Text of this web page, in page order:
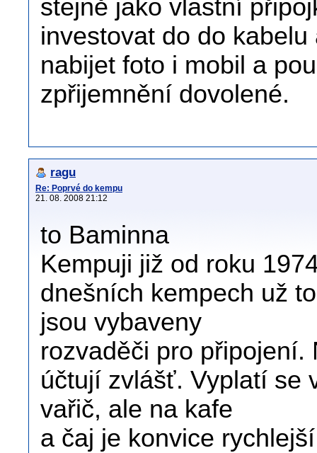
stejně jako vlastní
investovat do do
nabijet foto i mobil a
zpřijemnění dovolené.
ragu
Re: Poprvé do kempu
21. 08. 2008 21:12
to Baminna
Kempuji již od roku
dnešních kempech už
jsou vybaveny
rozvaděči pro připojení.
účtují zvlášť. Vyplatí se
vařič, ale na kafe
a čaj je konvice